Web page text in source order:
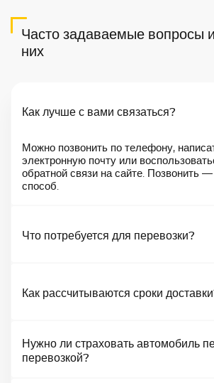
Часто задаваемые вопросы
них
Как лучше с вами связаться?
Можно позвонить по телефону,
электронную почту или
обратной связи на сайте. Позвонить
способ.
Что потребуется для перевозки?
Как рассчитываются сроки
Нужно ли страховать автомобиль
перевозкой?